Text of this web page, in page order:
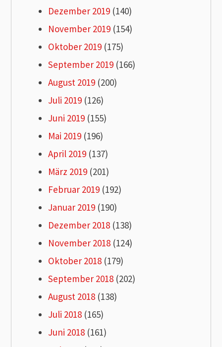
Dezember 2019 (140)
November 2019 (154)
Oktober 2019 (175)
September 2019 (166)
August 2019 (200)
Juli 2019 (126)
Juni 2019 (155)
Mai 2019 (196)
April 2019 (137)
März 2019 (201)
Februar 2019 (192)
Januar 2019 (190)
Dezember 2018 (138)
November 2018 (124)
Oktober 2018 (179)
September 2018 (202)
August 2018 (138)
Juli 2018 (165)
Juni 2018 (161)